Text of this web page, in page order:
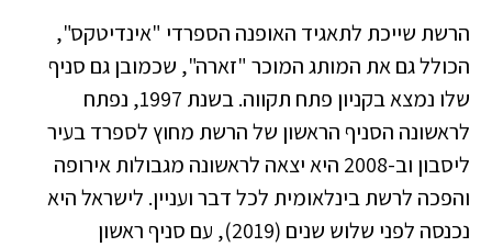
הרשת שייכת לתאגיד האופנה הספרדי "אינדיטקס",
הכולל גם את המותג המוכר "זארה", שכמובן גם סניף
שלו נמצא בקניון פתח תקווה. בשנת 1997, נפתח
לראשונה הסניף הראשון של הרשת מחוץ לספרד בעיר
ליסבון וב-2008 היא יצאה לראשונה מגבולות אירופה
והפכה לרשת בינלאומית לכל דבר ועניין. לישראל היא
נכנסה לפני שלוש שנים (2019), עם סניף ראשון